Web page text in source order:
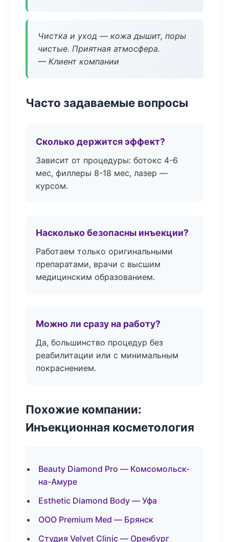
Чистка и уход — кожа дышит, поры
чистые. Приятная атмосфера.
— Клиент компании
Часто задаваемые вопросы
Сколько держится эффект?
Зависит от процедуры: ботокс 4-6
мес, филлеры 8-18 мес, лазер —
курсом.
Насколько безопасны инъекции?
Работаем только оригинальными
препаратами, врачи с высшим
медицинским образованием.
Можно ли сразу на работу?
Да, большинство процедур без
реабилитации или с минимальным
покраснением.
Похожие компании:
Инъекционная косметология
Beauty Diamond Pro — Комсомольск-
на-Амуре
Esthetic Diamond Body — Уфа
ООО Premium Med — Брянск
Студия Velvet Clinic — Оренбург